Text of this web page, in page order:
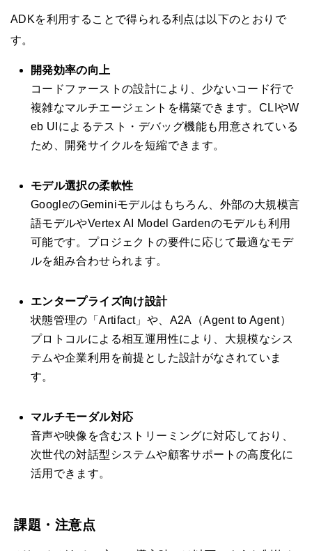
ADKを利用することで得られる利点は以下のとおりで
す。
開発効率の向上
コードファーストの設計により、少ないコード行で
複雑なマルチエージェントを構築できます。CLIやW
eb UIによるテスト・デバッグ機能も用意されている
ため、開発サイクルを短縮できます。
モデル選択の柔軟性
GoogleのGeminiモデルはもちろん、外部の大規模言
語モデルやVertex AI Model Gardenのモデルも利用
可能です。プロジェクトの要件に応じて最適なモデ
ルを組み合わせられます。
エンタープライズ向け設計
状態管理の「Artifact」や、A2A（Agent to Agent）
プロトコルによる相互運用性により、大規模なシス
テムや企業利用を前提とした設計がなされていま
す。
マルチモーダル対応
音声や映像を含むストリーミングに対応しており、
次世代の対話型システムや顧客サポートの高度化に
活用できます。
課題・注意点